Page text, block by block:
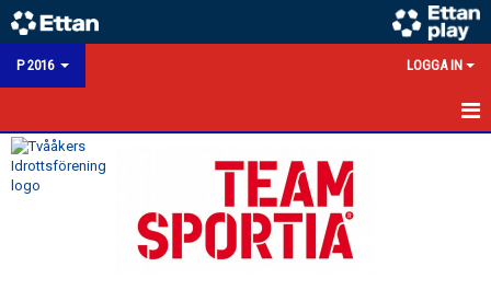
P 2016 LOGGA IN
HEM